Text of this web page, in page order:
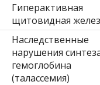
Гиперактивная
щитовидная
Наследственные
нарушения
гемоглобина
(талассемия)